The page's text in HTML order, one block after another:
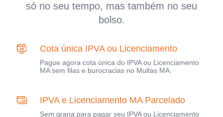
só no seu tempo, mas também no seu
bolso.
Cota única IPVA ou Licenciamento
Pague agora cota única do IPVA ou Licenciamento
MA sem filas e burocracias no Multas MA.
IPVA e Licenciamento MA Parcelado
Sem grana para pagar seu IPVA ou Licenciamento